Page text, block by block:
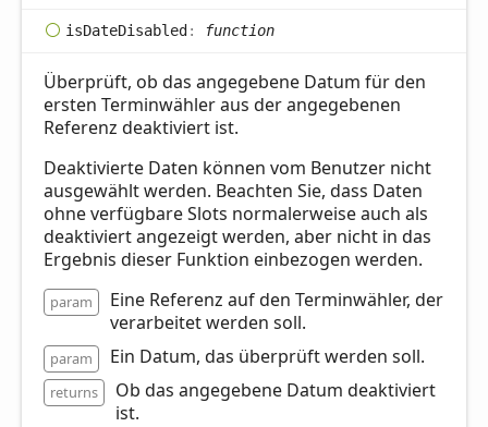
isDateDisabled : function
Überprüft, ob das angegebene Datum für den
ersten Terminwähler aus der angegebenen
Referenz deaktiviert ist.
Deaktivierte Daten können vom Benutzer nicht
ausgewählt werden. Beachten Sie, dass Daten
ohne verfügbare Slots normalerweise auch als
deaktiviert angezeigt werden, aber nicht in das
Ergebnis dieser Funktion einbezogen werden.
param
Eine Referenz auf den Terminwähler, der
verarbeitet werden soll.
param Ein Datum, das überprüft werden soll.
returns
Ob das angegebene Datum deaktiviert
ist.